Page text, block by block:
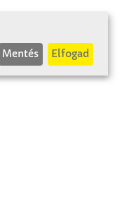
Mentés Elfogad